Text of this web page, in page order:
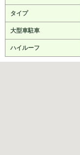
タイプ
大型車駐車
ハイルーフ